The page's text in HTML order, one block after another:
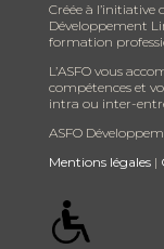
Créée à l’initiative
Développement
formation
L’ASFO vous
compétences et
intra ou inter-
ASFO
Mentions légales|